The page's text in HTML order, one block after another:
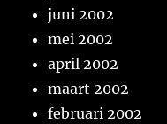
juni 2002
mei 2002
april 2002
maart 2002
februari 2002